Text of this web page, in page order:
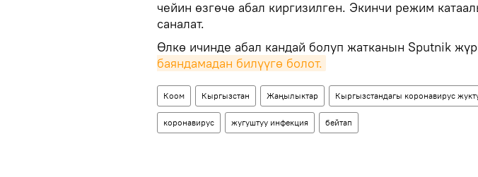
чейин өзгөчө абал киргизилген. Экинчи режим
саналат.
Өлкө ичинде абал кандай болуп жатканын Sputnik
баяндамадан билүүгө болот.
Коом Кыргызстан Жаңылыктар Кыргызстандагы коронавирус
коронавирус жугуштуу инфекция бейтап